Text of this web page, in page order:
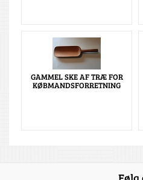
GAMMEL SKE AF TRÆ FOR
KØBMANDSFORRETNING